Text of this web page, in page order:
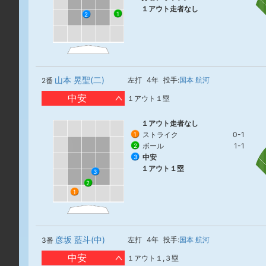
1
2
１アウト走者なし
2番 山本 晃聖(二) 左打 4年 投手:国本 航河
中安 １アウト１塁
1
2
3
１アウト走者なし
1 ストライク 0-1
2 ボール 1-1
3
中安
１アウト１塁
3番 彦坂 藍斗(中) 左打 4年 投手:国本 航河
中安 １アウト１,３塁